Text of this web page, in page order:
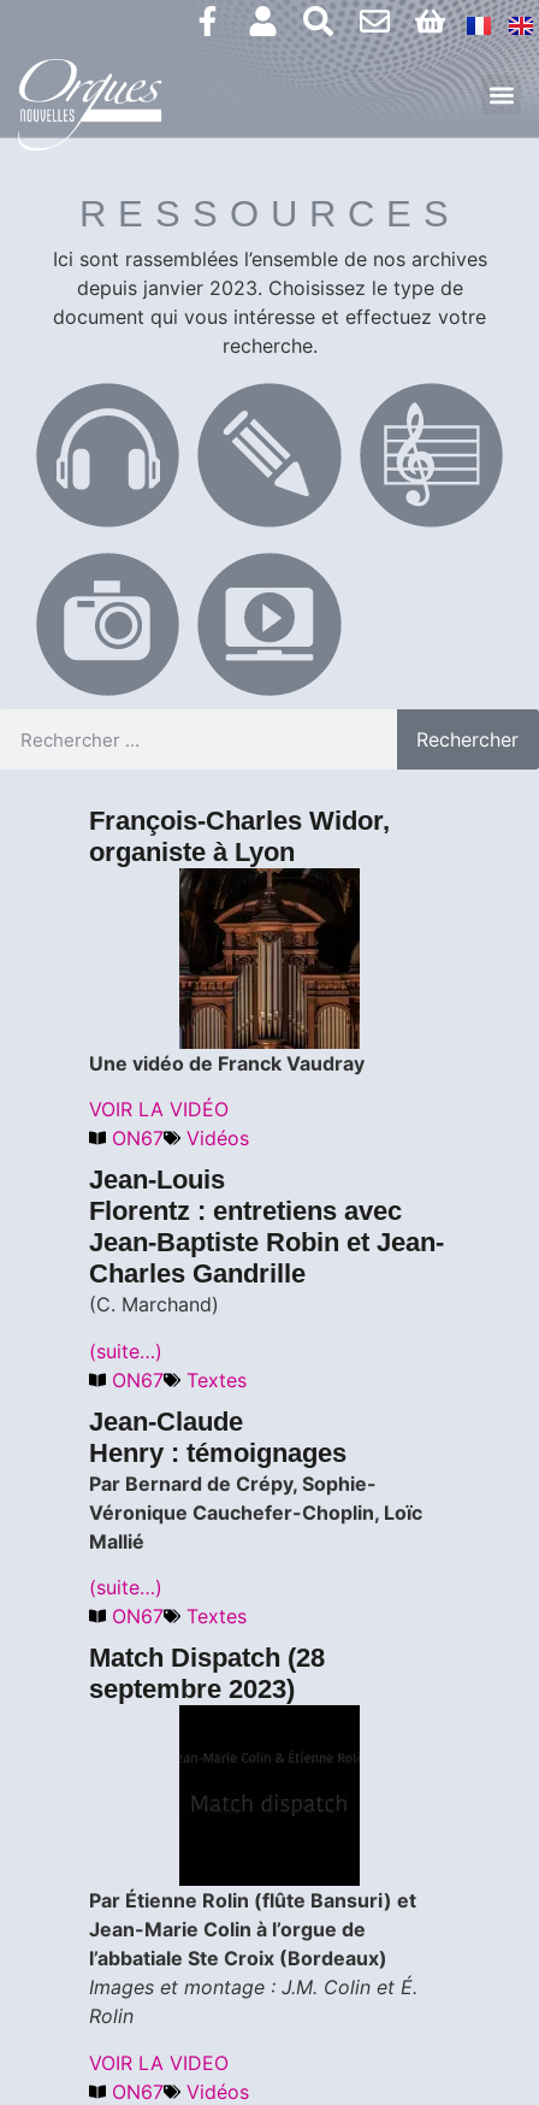
RESSOURCES
Ici sont rassemblées l’ensemble de nos archives
depuis janvier 2023. Choisissez le type de
document qui vous intéresse et effectuez votre
recherche.
Rechercher
François-Charles Widor,
organiste à Lyon
Une vidéo de Franck Vaudray
VOIR LA VIDÉO
ON67
Vidéos
Jean-Louis
Florentz : entretiens avec
Jean-Baptiste Robin et Jean-
Charles Gandrille
(C. Marchand)
(suite…)
ON67
Textes
Jean-Claude
Henry : témoignages
Par Bernard de Crépy, Sophie-
Véronique Cauchefer-Choplin, Loïc
Mallié
(suite…)
ON67
Textes
Match Dispatch (28
septembre 2023)
Par Étienne Rolin (flûte Bansuri) et
Jean-Marie Colin à l’orgue de
l’abbatiale Ste Croix (Bordeaux)
Images et montage : J.M. Colin et É.
Rolin
VOIR LA VIDEO
ON67
Vidéos